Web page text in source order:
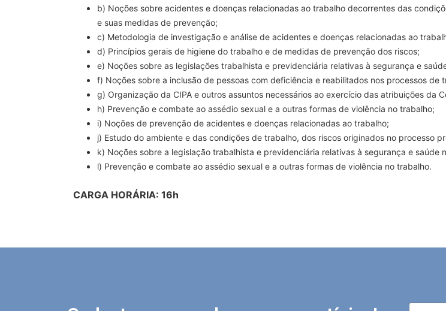
b) Noções sobre acidentes e doenças relacionadas ao trabalho decorrentes das
e suas medidas de prevenção;
c) Metodologia de investigação e análise de acidentes e doenças relacionadas ao
d) Princípios gerais de higiene do trabalho e de medidas de prevenção dos riscos;
e) Noções sobre as legislações trabalhista e previdenciária relativas à segurança e
f) Noções sobre a inclusão de pessoas com deficiência e reabilitados nos processos de
g) Organização da CIPA e outros assuntos necessários ao exercício das atribuições da
h) Prevenção e combate ao assédio sexual e a outras formas de violência no trabalho;
i) Noções de prevenção de acidentes e doenças relacionadas ao trabalho;
j) Estudo do ambiente e das condições de trabalho, dos riscos originados no processo
k) Noções sobre a legislação trabalhista e previdenciária relativas à segurança e saúde
l) Prevenção e combate ao assédio sexual e a outras formas de violência no trabalho.
CARGA HORÁRIA: 16h